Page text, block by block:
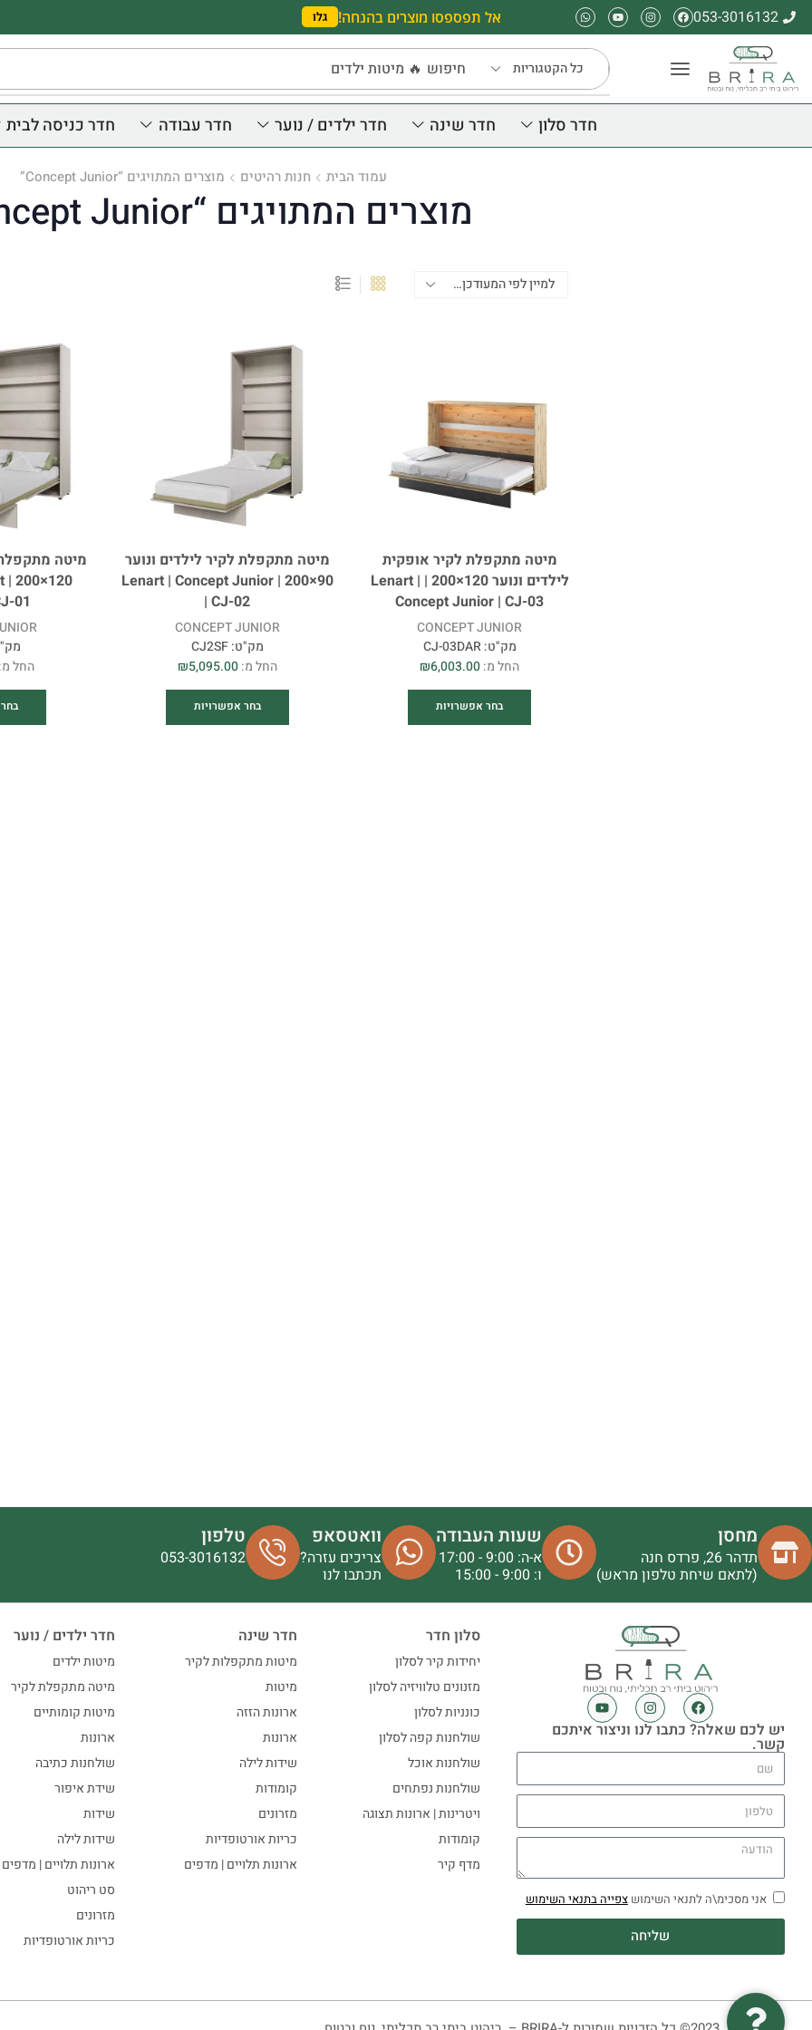
053-3016132 אל תפספסו מוצרים בהנחה! גלו
חיפוש 🔥 מיטות ילדים
חדר סלון חדר שינה חדר ילדים / נוער חדר עבודה חדר כניסה לבית
עמוד הבית חנות רהיטים מוצרים המתויגים “Concept Junior”
מוצרים המתויגים “Concept Junior”
מיטה מתקפלת לקיר אופקית
לילדים ונוער 120×200 | Lenart |
Concept Junior | CJ-03
CONCEPT JUNIOR
מק"ט:CJ-03DAR
החל מ:
₪6,003.00
בחר אפשרויות
מיטה מתקפלת לקיר לילדים ונוער
90×200 | Lenart | Concept Junior
| CJ-02
CONCEPT JUNIOR
מק"ט:CJ2SF
החל מ:
₪5,095.00
בחר אפשרויות
מיטה מתקפלת
01
החל מ:
מחסן
תדהר 26, פרדס חנה
(לתאם שיחת טלפון מראש)
שעות העבודה
א-ה: 9:00 - 17:00
ו: 9:00 - 15:00
וואטסאפ
צריכים עזרה?
תכתבו לנו
טלפון
053-3016132
יש לכם שאלה? כתבו לנו וניצור איתכם
קשר.
אני מסכימ\ה לתנאי השימושצפייה בתנאי השימוש
שליחה
סלון חדר
יחידות קיר לסלון
מזנונים טלוויזיה לסלון
כונניות לסלון
שולחנות קפה לסלון
שולחנות אוכל
שולחנות נפתחים
ויטרינות | ארונות תצוגה
קומודות
מדף קיר
חדר שינה
מיטות מתקפלות לקיר
מיטות
ארונות הזזה
ארונות
שידות לילה
קומודות
מזרונים
כריות אורטופדיות
ארונות תלויים | מדפים
חדר ילדים / נוער
מיטות ילדים
מיטה מתקפלת לקיר
מיטות קומותיים
ארונות
שולחנות כתיבה
שידת איפור
שידות
שידות לילה
ארונות תלויים | מדפים
סט ריהוט
מזרונים
כריות אורטופדיות